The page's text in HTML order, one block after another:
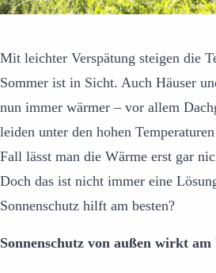
Mit leichter Verspätung steigen die
Sommer ist in Sicht. Auch Häuser
nun immer wärmer – vor allem
leiden unter den hohen
Fall lässt man die Wärme erst gar
Doch das ist nicht immer eine
Sonnenschutz hilft am besten?
Sonnenschutz von außen wirkt am